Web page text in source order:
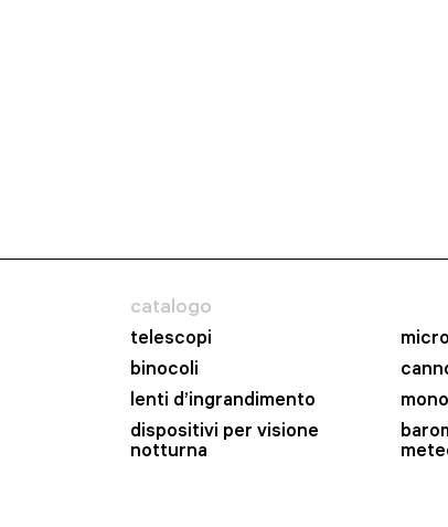
catalogo
telescopi
binocoli
lenti d’ingrandimento
dispositivi per visione
notturna